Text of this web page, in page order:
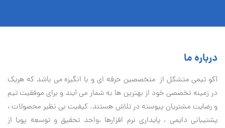
درباره ما
آكو تيمی متشکل از متخصصین حرفه ای و با انگیزه می باشد که هریک
در زمینه تخصصی خود از بهترین ها به شمار می آیند و برای موفقیت تيم
و رضایت مشتریان پیوسته در تلاش هستند. کیفیت بی نظير محصولات ،
پشتیبانی دايمی ، پایداری نرم افزارها ،واحد تحقیق و توسعه پویا از